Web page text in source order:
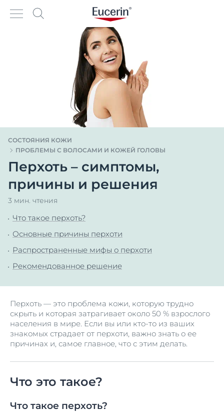
СОСТОЯНИЯ КОЖИ
ПРОБЛЕМЫ С ВОЛОСАМИ И КОЖЕЙ ГОЛОВЫ
Перхоть – симптомы,
причины и решения
3 мин. чтения
Что такое перхоть?
Основные причины перхоти
Распространенные мифы о перхоти
Рекомендованное решение
Перхоть — это проблема кожи, которую трудно
скрыть и которая затрагивает около 50 % взрослого
населения в мире. Если вы или кто-то из ваших
знакомых страдает от перхоти, важно знать о ее
причинах и, самое главное, что с этим делать.
Что это такое?
Что такое перхоть?